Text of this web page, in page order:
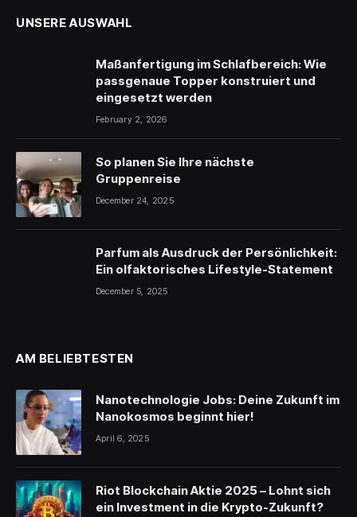
UNSERE AUSWAHL
Maßanfertigung im Schlafbereich: Wie
passgenaue Topper konstruiert und
eingesetzt werden
February 2, 2026
So planen Sie Ihre nächste
Gruppenreise
December 24, 2025
Parfum als Ausdruck der Persönlichkeit:
Ein olfaktorisches Lifestyle-Statement
December 5, 2025
AM BELIEBTESTEN
Nanotechnologie Jobs: Deine Zukunft im
Nanokosmos beginnt hier!
April 6, 2025
Riot Blockchain Aktie 2025 – Lohnt sich
ein Investment in die Krypto-Zukunft?